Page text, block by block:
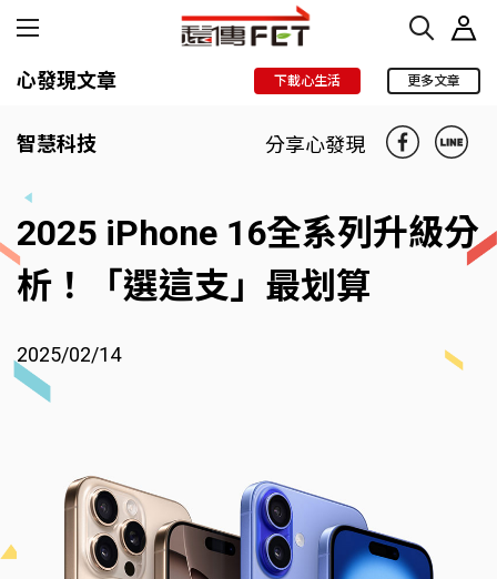
心發現文章 下載心生活 更多文章
智慧科技 分享心發現
2025 iPhone 16全系列升級分
析！「選這支」最划算
2025/02/14